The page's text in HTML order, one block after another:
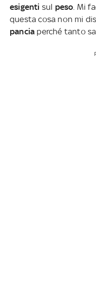
esigenti sul peso . Mi
questa cosa non mi
pancia perché tanto